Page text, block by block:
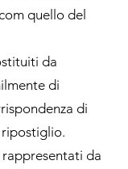
quello del
da
di
di
da